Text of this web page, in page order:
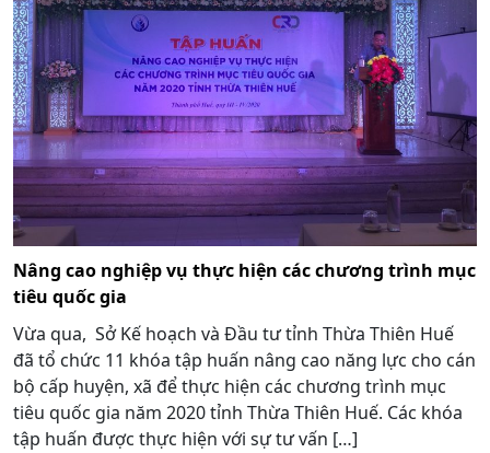
Nâng cao nghiệp vụ thực hiện các chương trình mục
tiêu quốc gia
Vừa qua, Sở Kế hoạch và Đầu tư tỉnh Thừa Thiên Huế
đã tổ chức 11 khóa tập huấn nâng cao năng lực cho cán
bộ cấp huyện, xã để thực hiện các chương trình mục
tiêu quốc gia năm 2020 tỉnh Thừa Thiên Huế. Các khóa
tập huấn được thực hiện với sự tư vấn […]